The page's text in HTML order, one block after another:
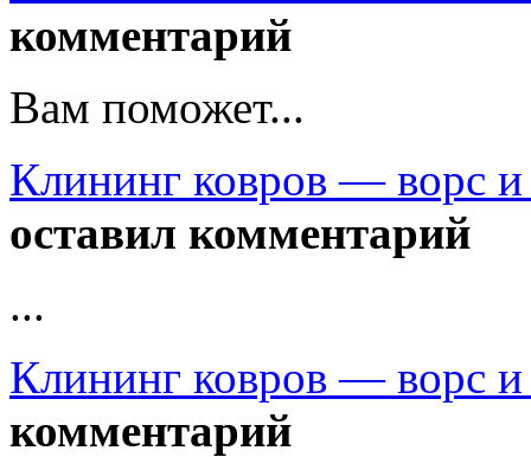
комментарий
Вам поможет...
Клининг ковров — ворс
оставил комментарий
...
Клининг ковров — ворс
комментарий